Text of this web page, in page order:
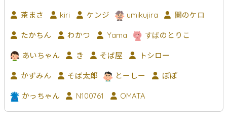
茶まさ kiri ケンジ umikujira 闇のケロ
たかちん わかつ Yama すばのとりこ
あいちゃん き そば屋 トシロー
かずみん そば太郎 とーしー ぽぽ
かっちゃん N100761 OMATA